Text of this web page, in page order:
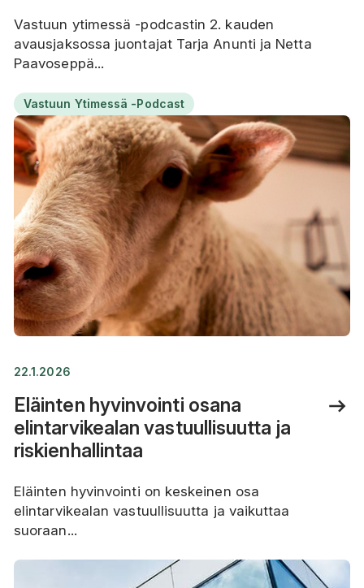
Vastuun ytimessä -podcastin 2. kauden
avausjaksossa juontajat Tarja Anunti ja Netta
Paavoseppä...
Vastuun Ytimessä -podcast
22.1.2026
Eläinten hyvinvointi osana
elintarvikealan vastuullisuutta ja
riskienhallintaa
Eläinten hyvinvointi on keskeinen osa
elintarvikealan vastuullisuutta ja vaikuttaa
suoraan...